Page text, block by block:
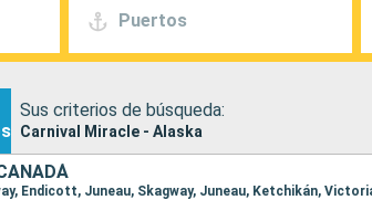
Puertos
Sus criterios de búsqueda:
Carnival Miracle - Alaska